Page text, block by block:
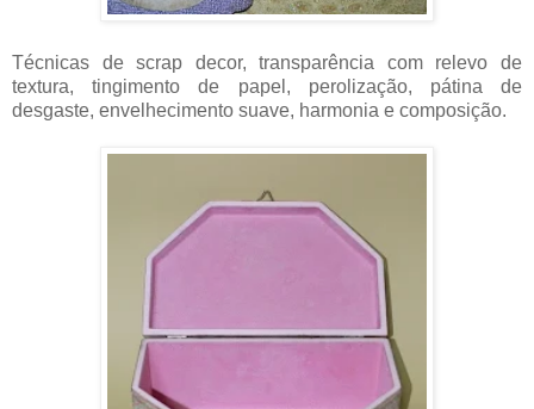
Técnicas de scrap decor, transparência com relevo de
textura, tingimento de papel, perolização, pátina de
desgaste, envelhecimento suave, harmonia e composição.